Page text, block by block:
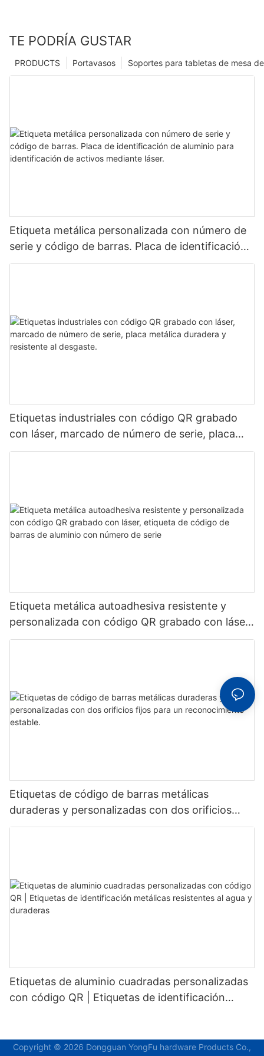
TE PODRÍA GUSTAR
Soportes para tabletas de mesa
Portavasos
PRODUCTS
Etiqueta metálica personalizada con número de
serie y código de barras. Placa de identificación
de aluminio para identificación de activos
Etiquetas industriales con código QR grabado
con láser, marcado de número de serie, placa
metálica duradera y resistente al desgaste.
Etiqueta metálica autoadhesiva resistente y
personalizada con código QR grabado con láser,
etiqueta de código de barras de aluminio con
Etiquetas de código de barras metálicas
duraderas y personalizadas con dos orificios
fijos para un reconocimiento estable.
Etiquetas de aluminio cuadradas personalizadas
con código QR | Etiquetas de identificación
Copyright © 2026 Dongguan YongFu hardware Products Co.,